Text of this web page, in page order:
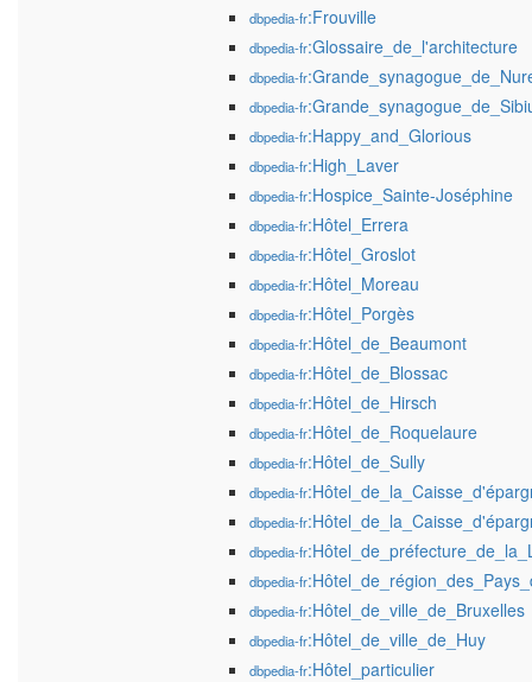
dbpedia-fr:Frouville
dbpedia-fr:Glossaire_de_l'architecture
dbpedia-fr
dbpedia-fr
dbpedia-fr:Happy_and_Glorious
dbpedia-fr:High_Laver
dbpedia-fr:Hospice_Sainte-Joséphine
dbpedia-fr:Hôtel_Errera
dbpedia-fr:Hôtel_Groslot
dbpedia-fr:Hôtel_Moreau
dbpedia-fr:Hôtel_Porgès
dbpedia-fr:Hôtel_de_Beaumont
dbpedia-fr:Hôtel_de_Blossac
dbpedia-fr:Hôtel_de_Hirsch
dbpedia-fr:Hôtel_de_Roquelaure
dbpedia-fr:Hôtel_de_Sully
dbpedia-fr
dbpedia-fr
dbpedia-fr
dbpedia-fr
dbpedia-fr:Hôtel_de_ville_de_Bruxelles
dbpedia-fr:Hôtel_de_ville_de_Huy
dbpedia-fr:Hôtel_particulier